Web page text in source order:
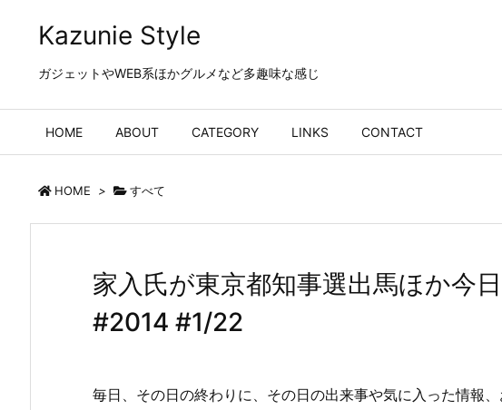
Kazunie Style
ガジェットやWEB系ほかグルメなど多趣味な感じ
HOME ABOUT CATEGORY LINKS CONTACT
HOME > すべて
家入氏が東京都知事選出馬ほか今
#2014 #1/22
毎日、その日の終わりに、その日の出来事や気に入った情報